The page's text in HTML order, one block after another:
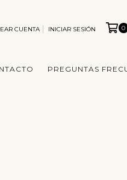
CUENTA INICIAR SESIÓN 0
PREGUNTAS